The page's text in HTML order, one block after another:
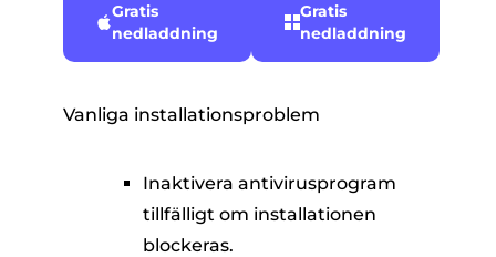
Gratis
nedladdning
Gratis
nedladdning
Vanliga installationsproblem
Inaktivera antivirusprogram
tillfälligt om installationen
blockeras.